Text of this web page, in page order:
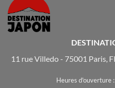
11 rue Villedo - 75001 Paris,
Heures d'ouverture